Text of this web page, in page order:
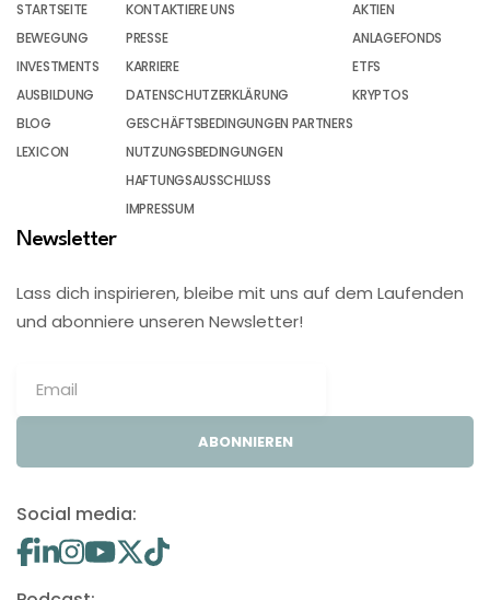
STARTSEITE
BEWEGUNG
INVESTMENTS
AUSBILDUNG
BLOG
LEXICON
KONTAKTIERE UNS
PRESSE
KARRIERE
DATENSCHUTZERKLÄRUNG
GESCHÄFTSBEDINGUNGEN PARTNERS
NUTZUNGSBEDINGUNGEN
HAFTUNGSAUSSCHLUSS
IMPRESSUM
AKTIEN
ANLAGEFONDS
ETFS
KRYPTOS
Newsletter
Lass dich inspirieren, bleibe mit uns auf dem Laufenden
und abonniere unseren Newsletter!
ABONNIEREN
Social media: